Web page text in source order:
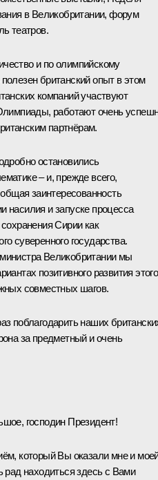
в Великобритании, форум
театров.
и по олимпийскому
британский опыт в этом
компаний участвуют
работают очень
партнёрам.
остановились
– и, прежде всего,
заинтересованность
насилия и запуске процесса
Сирии как
суверенного государства.
Великобритании мы
позитивного развития этого
совместных шагов.
поблагодарить наших
за предметный и очень
господин Президент!
который Вы оказали мне и
рад находиться здесь с Вами